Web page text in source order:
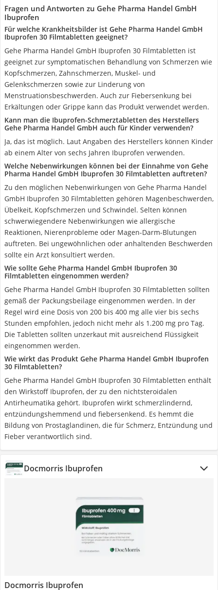
Fragen und Antworten zu Gehe Pharma Handel GmbH
Ibuprofen
Für welche Krankheitsbilder ist Gehe Pharma Handel GmbH
Ibuprofen 30 Filmtabletten geeignet?
Gehe Pharma Handel GmbH Ibuprofen 30 Filmtabletten ist
geeignet zur symptomatischen Behandlung von Schmerzen wie
Kopfschmerzen, Zahnschmerzen, Muskel- und
Gelenkschmerzen sowie zur Linderung von
Menstruationsbeschwerden. Auch zur Fiebersenkung bei
Erkältungen oder Grippe kann das Produkt verwendet werden.
Kann man die Ibuprofen-Schmerztabletten des Herstellers
Gehe Pharma Handel GmbH auch für Kinder verwenden?
Ja, das ist möglich. Laut Angaben des Herstellers können Kinder
ab einem Alter von sechs Jahren Ibuprofen verwenden.
Welche Nebenwirkungen können bei der Einnahme von Gehe
Pharma Handel GmbH Ibuprofen 30 Filmtabletten auftreten?
Zu den möglichen Nebenwirkungen von Gehe Pharma Handel
GmbH Ibuprofen 30 Filmtabletten gehören Magenbeschwerden,
Übelkeit, Kopfschmerzen und Schwindel. Selten können
schwerwiegendere Nebenwirkungen wie allergische
Reaktionen, Nierenprobleme oder Magen-Darm-Blutungen
auftreten. Bei ungewöhnlichen oder anhaltenden Beschwerden
sollte ein Arzt konsultiert werden.
Wie sollte Gehe Pharma Handel GmbH Ibuprofen 30
Filmtabletten eingenommen werden?
Gehe Pharma Handel GmbH Ibuprofen 30 Filmtabletten sollten
gemäß der Packungsbeilage eingenommen werden. In der
Regel wird eine Dosis von 200 bis 400 mg alle vier bis sechs
Stunden empfohlen, jedoch nicht mehr als 1.200 mg pro Tag.
Die Tabletten sollten unzerkaut mit ausreichend Flüssigkeit
eingenommen werden.
Wie wirkt das Produkt Gehe Pharma Handel GmbH Ibuprofen
30 Filmtabletten?
Gehe Pharma Handel GmbH Ibuprofen 30 Filmtabletten enthält
den Wirkstoff Ibuprofen, der zu den nichtsteroidalen
Antirheumatika gehört. Ibuprofen wirkt schmerzlindernd,
entzündungshemmend und fiebersenkend. Es hemmt die
Bildung von Prostaglandinen, die für Schmerz, Entzündung und
Fieber verantwortlich sind.
Docmorris Ibuprofen
Docmorris Ibuprofen